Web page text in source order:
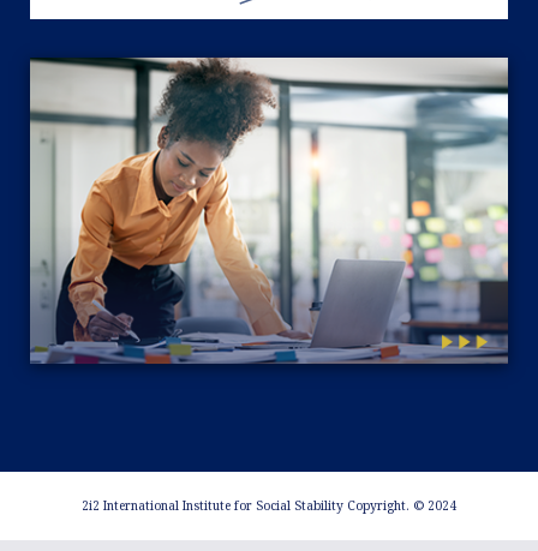
2i2 International Institute for Social Stability Copyright. © 2024